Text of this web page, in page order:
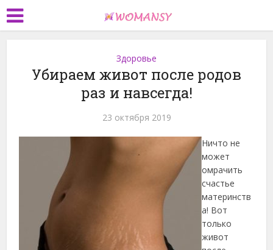
Здоровье
Убираем живот после родов
раз и навсегда!
23 октября 2019
Ничто не
может
омрачить
счастье
материнств
а! Вот
только
живот